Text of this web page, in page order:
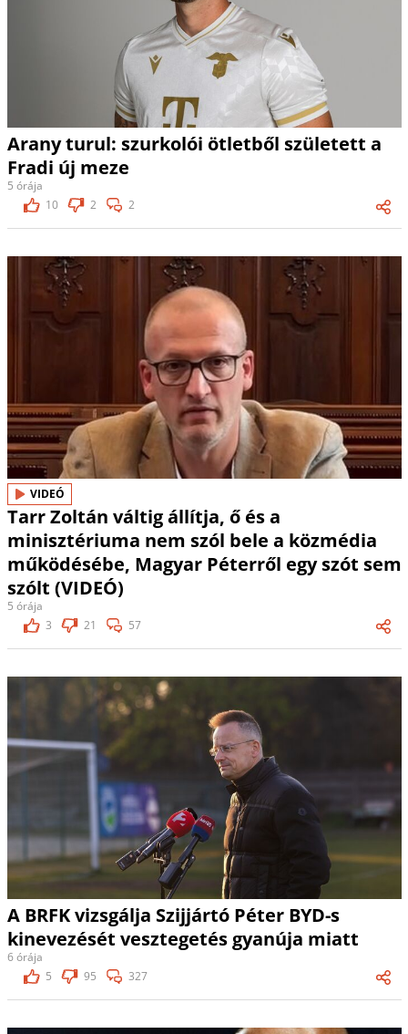
Arany turul: szurkolói ötletből született a
Fradi új meze
5 órája
10
2 2
VIDEÓ
Tarr Zoltán váltig állítja, ő és a
minisztériuma nem szól bele a közmédia
működésébe, Magyar Péterről egy szót sem
szólt (VIDEÓ)
5 órája
3
21 57
A BRFK vizsgálja Szijjártó Péter BYD-s
kinevezését vesztegetés gyanúja miatt
6 órája
5
95 327